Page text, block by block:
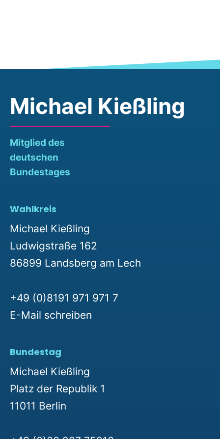
Michael Kießling
Mitglied des
deutschen
Bundestages
Wahlkreis
Michael Kießling
Ludwigstraße 162
86899 Landsberg am Lech
+49 (0)8191 971 971 7
E-Mail schreiben
Bundestag
Michael Kießling
Platz der Republik 1
11011 Berlin